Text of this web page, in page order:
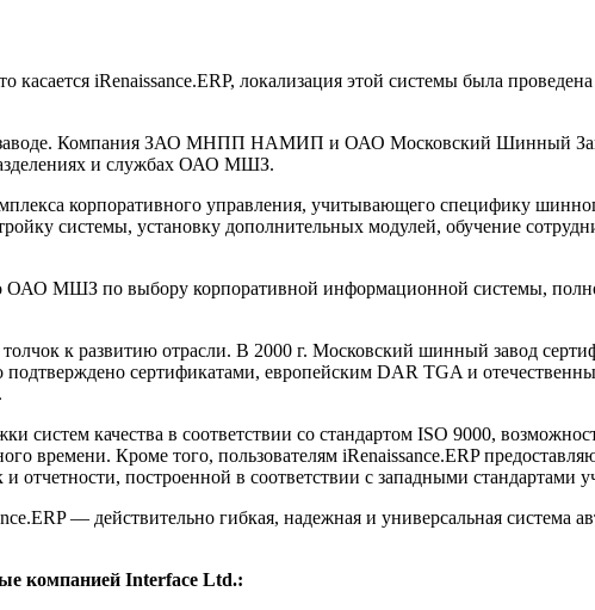
iRenaissance.ERP, локализация этой системы была
заводе. Компания ЗАО МНПП НАМИП и ОАО Московский Шинный
и службах ОАО МШЗ.
корпоративного управления, учитывающего специфику
системы, установку дополнительных модулей, обучение
ОАО МШЗ по выбору корпоративной информационной системы,
к развитию отрасли. В 2000 г. Московский шинный завод
подтверждено сертификатами, европейским DAR TGA и
систем качества в соответствии со стандартом ISO 9000,
времени. Кроме того, пользователям iRenaissance.ERP
отчетности, построенной в соответствии с западными стандартами
— действительно гибкая, надежная и универсальная система
компанией Interface Ltd.: